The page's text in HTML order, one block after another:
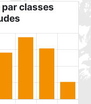
classes